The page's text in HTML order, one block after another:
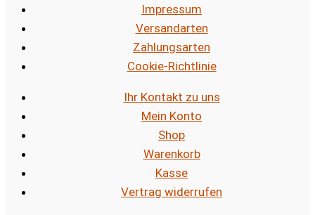
Impressum
Versandarten
Zahlungsarten
Cookie-Richtlinie
Ihr Kontakt zu uns
Mein Konto
Shop
Warenkorb
Kasse
Vertrag widerrufen